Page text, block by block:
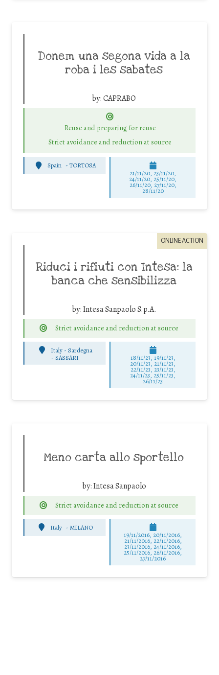
Donem una segona vida a la
roba i les sabates
by:CAPRABO
Reuse and preparing for reuse
Strict avoidance and reduction at source
Spain - TORTOSA
21/11/20, 23/11/20,
24/11/20, 25/11/20,
26/11/20, 27/11/20,
28/11/20
ONLINE ACTION
Riduci i rifiuti con Intesa: la
banca che sensibilizza
by:Intesa Sanpaolo S.p.A.
Strict avoidance and reduction at source
Italy - Sardegna
- SASSARI 18/11/23, 19/11/23,
20/11/23, 21/11/23,
22/11/23, 23/11/23,
24/11/23, 25/11/23,
26/11/23
Meno carta allo sportello
by:Intesa Sanpaolo
Strict avoidance and reduction at source
Italy - MILANO
19/11/2016, 20/11/2016,
21/11/2016, 22/11/2016,
23/11/2016, 24/11/2016,
25/11/2016, 26/11/2016,
27/11/2016